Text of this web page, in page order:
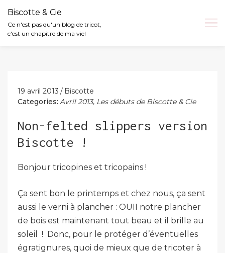
Biscotte & Cie
Ce n'est pas qu'un blog de tricot,
c'est un chapitre de ma vie!
19 avril 2013
Biscotte
Categories: Avril 2013, Les débuts de Biscotte & Cie
Non-felted slippers version
Biscotte !
Bonjour tricopines et tricopains !
Ça sent bon le printemps et chez nous, ça sent
aussi le verni à plancher : OUII notre plancher
de bois est maintenant tout beau et il brille au
soleil
! Donc, pour le protéger d’éventuelles
égratignures, quoi de mieux que de tricoter à